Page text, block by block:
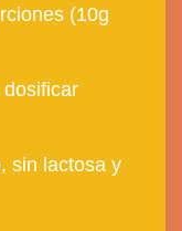
(10g
, sin lactosay